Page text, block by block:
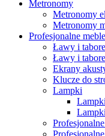
Metronomy
Metronomy
Metronomy
Profesjonalne
Ławy i
Ławy i
Ekrany
Klucze do
Lampki